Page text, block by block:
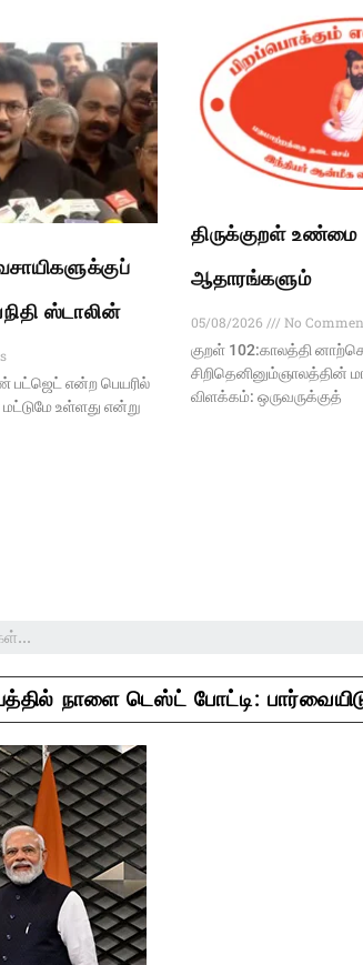
ஸ்டாலின்
பட்ஜெட் என்ற பெயரில்
உள்ளது என்று
திருக்குறள் உண்மை
ஆதாரங்களும்
05/08/2026
No
குறள் 102:காலத்தி
சிறிதெனினும்ஞாலத்தின்
விளக்கம்: ஒருவருக்குத்
நாளை டெஸ்ட் போட்டி: